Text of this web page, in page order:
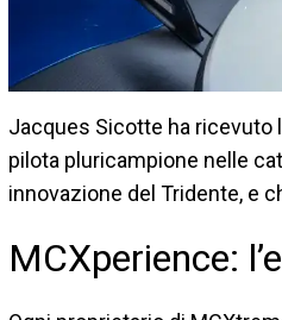
Jacques Sicotte ha ricevuto
pilota pluricampione nelle
innovazione del Tridente, e
MCXperience: